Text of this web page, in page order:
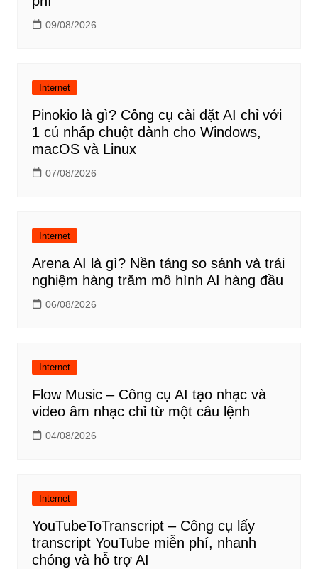
09/08/2026
Internet
Pinokio là gì? Công cụ cài đặt AI chỉ với
1 cú nhấp chuột dành cho Windows,
macOS và Linux
07/08/2026
Internet
Arena AI là gì? Nền tảng so sánh và trải
nghiệm hàng trăm mô hình AI hàng đầu
06/08/2026
Internet
Flow Music – Công cụ AI tạo nhạc và
video âm nhạc chỉ từ một câu lệnh
04/08/2026
Internet
YouTubeToTranscript – Công cụ lấy
transcript YouTube miễn phí, nhanh
chóng và hỗ trợ AI